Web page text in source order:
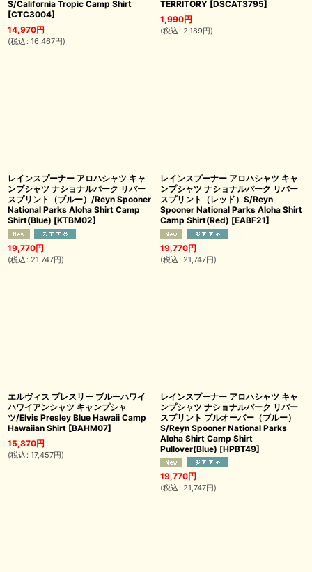
S/California Tropic Camp Shirt
[CTC3004]
14,970円
(税込 : 16,467円)
TERRITORY [DSCAT3795]
1,990円
(税込 : 2,189円)
レインスプーナー アロハシャツ キャ
ンプシャツ ナショナルパーク リバー
スプリント（ブルー）/Reyn Spooner
National Parks Aloha Shirt Camp
Shirt(Blue) [KTBM02]
19,770円
(税込 : 21,747円)
レインスプーナー アロハシャツ キャ
ンプシャツ ナショナルパーク リバー
スプリント（レッド）S/Reyn
Spooner National Parks Aloha Shirt
Camp Shirt(Red) [EABF21]
19,770円
(税込 : 21,747円)
エルヴィス プレスリー ブルーハワイ
ハワイアンシャツ キャンプシャ
ツ/Elvis Presley Blue Hawaii Camp
Hawaiian Shirt [BAHM07]
15,870円
(税込 : 17,457円)
レインスプーナー アロハシャツ キャ
ンプシャツ ナショナルパーク リバー
スプリント プルオーバー（ブルー）
S/Reyn Spooner National Parks
Aloha Shirt Camp Shirt
Pullover(Blue) [HPBT49]
19,770円
(税込 : 21,747円)